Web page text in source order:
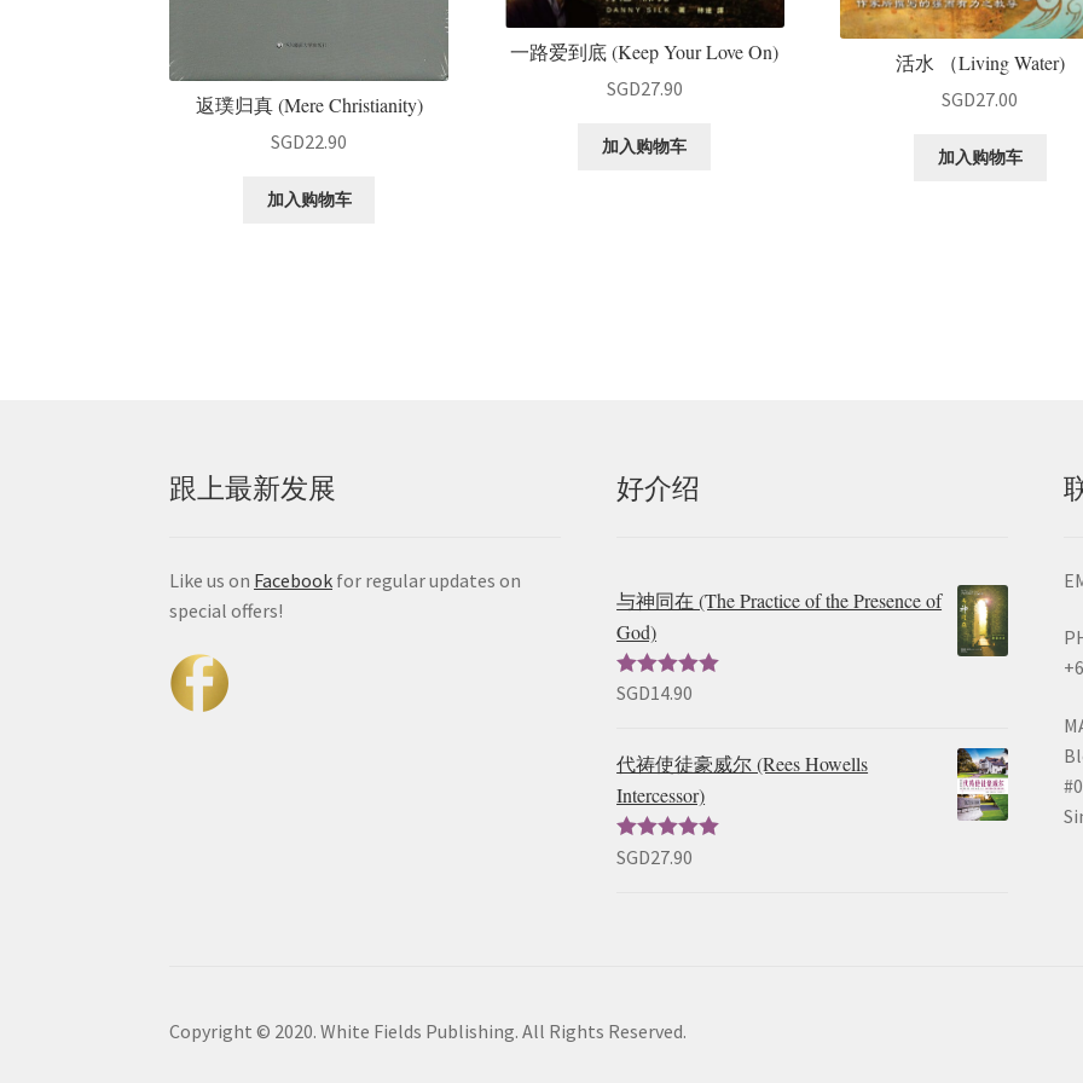
返璞归真 (Mere Christianity)
SGD22.90
加入购物车
一路爱到底 (Keep Your Love On)
SGD27.90
加入购物车
活水 （Living Water)
SGD27.00
加入购物车
跟上最新发展
Like us on Facebook for regular updates on
special offers!
好介绍
与神同在 (The Practice of the Presence of
God)
评分 5.00
SGD14.90
代祷使徒豪威尔 (Rees Howells
Intercessor)
评分5.00
SGD27.90
Copyright © 2020. White Fields Publishing. All Rights Reserved.